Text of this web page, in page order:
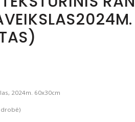
2024m. 60x30cm
drobė)